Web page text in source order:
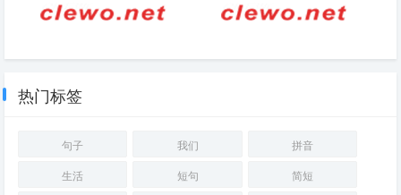
热门标签
句子 我们
拼音
生活
短句
简短